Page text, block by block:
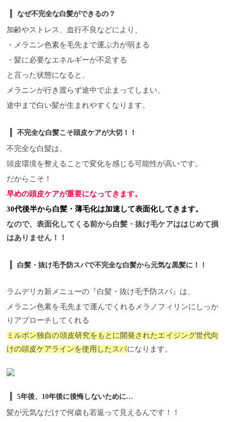
なぜ不完全な白髪ができるの？
加齢やストレス、血行不良などにより、
・メラニン色素を毛先まで運ぶ力が弱まる
・髪に必要なエネルギーが不足する
と言った状態になると、
メラニンが行き渡らず途中で止まってしまい、
途中まで白い髪が生まれやすくなります。
不完全な白髪こそ頭皮ケアが大切！！
不完全な白髪は、
頭皮環境を整えることで変化を感じる可能性が高いです。
だからこそ！
早めの頭皮ケアが重要になってきます。
30代後半から白髪・薄毛化は加速して表面化してきます。
なので、表面化してくる前から白髪・抜け毛ケアははじめて損
はありません！！
白髪・抜け毛予防スパで不完全な白髪から元気な黒髪に！！
ラムデリカ新メニューの『白髪・抜け毛予防スパ』は、
メラニン色素を毛先まで運んでくれるメラノフィリンにしっか
りアプローチしてくれる
ミルボン独自の頭皮研究をもとに開発されたエイジング世代向
けの頭皮ケアラインを使用したスパになります。
5年後、10年後に後悔しないために…
髪が元気なだけで何歳も若返って見えるんです！！